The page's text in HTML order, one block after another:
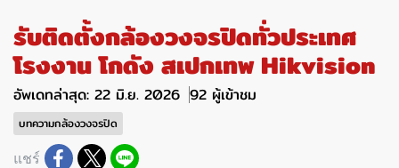
รับติดตั้งกล้องวงจรปิดทั่วประเทศ
โรงงาน โกดัง สเปกเทพ Hikvision
อัพเดทล่าสุด: 22 มิ.ย. 2026 92 ผู้เข้าชม
บทความกล้องวงจรปิด
แชร์